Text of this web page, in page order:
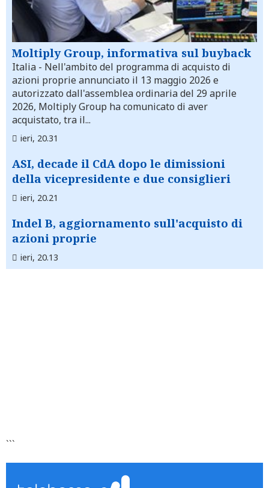
Moltiply Group, informativa sul buyback
Italia - Nell'ambito del programma di acquisto di
azioni proprie annunciato il 13 maggio 2026 e
autorizzato dall'assemblea ordinaria del 29 aprile
2026, Moltiply Group ha comunicato di aver
acquistato, tra il...
ieri, 20.31
ASI, decade il CdA dopo le dimissioni
della vicepresidente e due consiglieri
ieri, 20.21
Indel B, aggiornamento sull'acquisto di
azioni proprie
ieri, 20.13
```